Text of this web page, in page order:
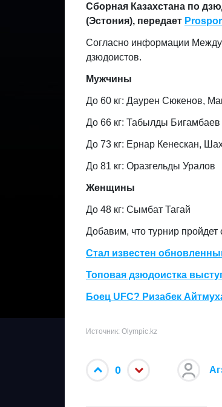
Сборная Казахстана по
(Эстония), передает
Согласно информации
дзюдоистов.
Мужчины
До 60 кг: Даурен Сюкенов,
До 66 кг: Табылды Бигамбаев
До 73 кг: Ернар Кенескан,
До 81 кг: Оразгельды Уралов
Женщины
До 48 кг: Сымбат Тагай
Добавим, что турнир пройдет
Стал известен
Топовая дзюдоистка
Боец UFC? Ризабек
Источник: Olympic.kz
0